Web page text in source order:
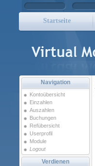
Startseite
Navigation
Kontoübersicht
Einzahlen
Auszahlen
Buchungen
Refübersicht
Userprofil
Module
Logout
Verdienen